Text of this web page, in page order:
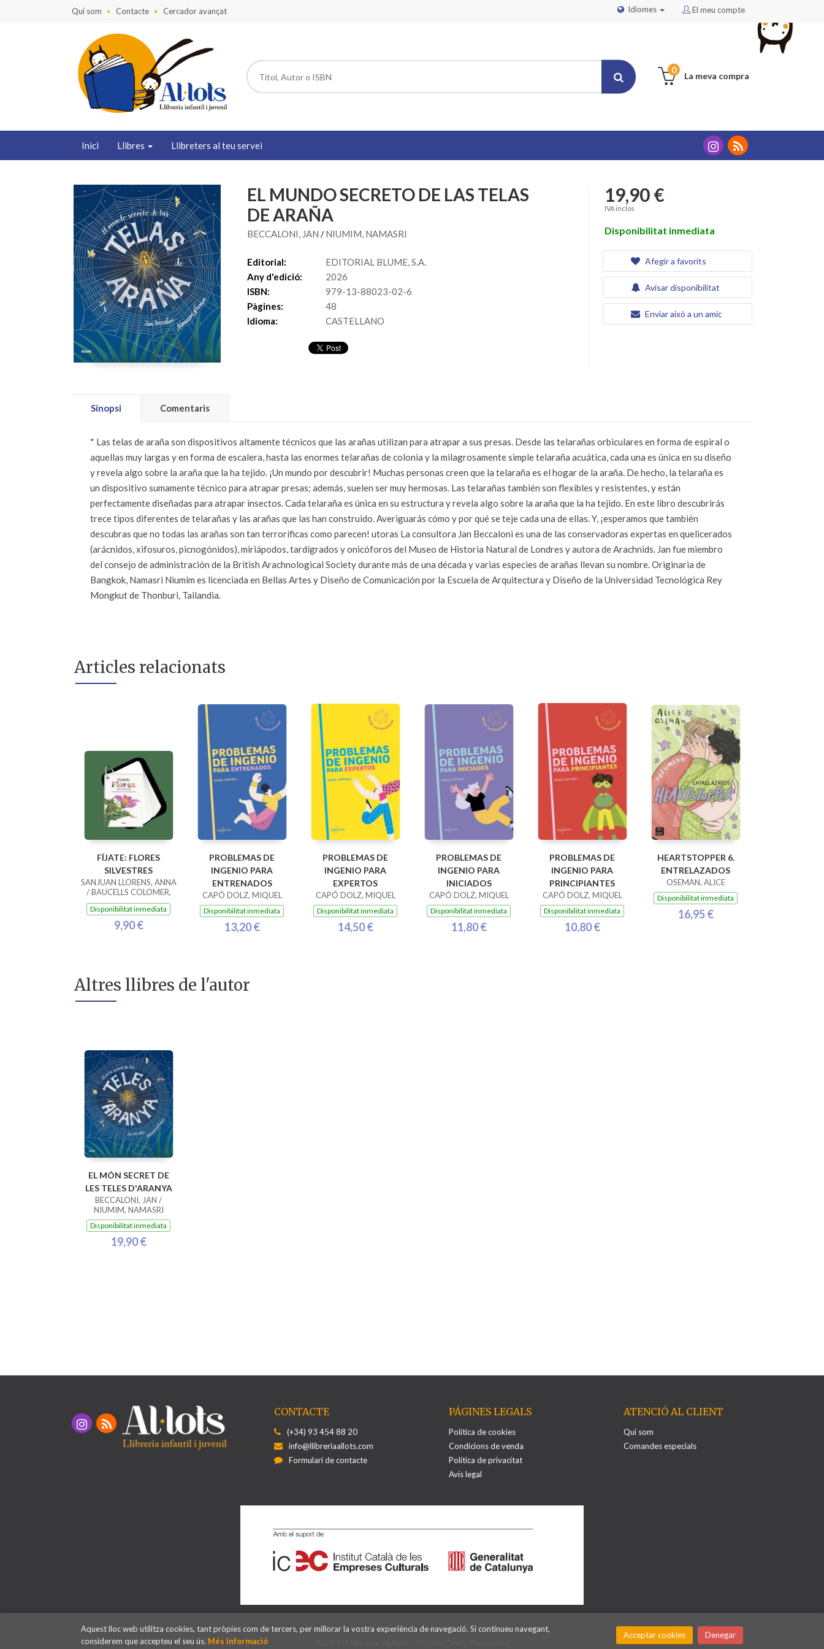
El meu compte
Idiomes
Qui som Contacte Cercador avançat
La meva compra
0
Inici Llibres Llibreters al teu servei
EL MUNDO SECRETO DE LAS TELAS
DE ARAÑA
BECCALONI, JAN /NIUMIM, NAMASRI
Editorial:
EDITORIAL BLUME, S.A.
Any d'edició:
2026
ISBN:
979-13-88023-02-6
Pàgines:
48
Idioma:
CASTELLANO
19,90 €
IVA inclós
Disponibilitat inmediata
Afegir a favorits
Avisar disponibilitat
Enviar això a un amic
Sinopsi Comentaris
* Las telas de araña son dispositivos altamente técnicos que las arañas utilizan para atrapar a sus presas. Desde las telarañas orbiculares en forma de espiral o
aquellas muy largas y en forma de escalera, hasta las enormes telarañas de colonia y la milagrosamente simple telaraña acuática, cada una es única en su diseño
y revela algo sobre la araña que la ha tejido. ¡Un mundo por descubrir! Muchas personas creen que la telaraña es el hogar de la araña. De hecho, la telaraña es
un dispositivo sumamente técnico para atrapar presas; además, suelen ser muy hermosas. Las telarañas también son flexibles y resistentes, y están
perfectamente diseñadas para atrapar insectos. Cada telaraña es única en su estructura y revela algo sobre la araña que la ha tejido. En este libro descubrirás
trece tipos diferentes de telarañas y las arañas que las han construido. Averiguarás cómo y por qué se teje cada una de ellas. Y, ¡esperamos que también
descubras que no todas las arañas son tan terroríficas como parecen! utoras La consultora Jan Beccaloni es una de las conservadoras expertas en quelicerados
(arácnidos, xifosuros, picnogónidos), miriápodos, tardígrados y onicóforos del Museo de Historia Natural de Londres y autora de Arachnids. Jan fue miembro
del consejo de administración de la British Arachnological Society durante más de una década y varias especies de arañas llevan su nombre. Originaria de
Bangkok, Namasri Niumim es licenciada en Bellas Artes y Diseño de Comunicación por la Escuela de Arquitectura y Diseño de la Universidad Tecnológica Rey
Mongkut de Thonburi, Tailandia.
Articles relacionats
FÍJATE: FLORES
SILVESTRES
SANJUAN LLORENS, ANNA
/ BAUCELLS COLOMER,
RAMON
Disponibilitat inmediata
9,90 €
PROBLEMAS DE
INGENIO PARA
ENTRENADOS
CAPÓ DOLZ, MIQUEL
Disponibilitat inmediata
13,20 €
PROBLEMAS DE
INGENIO PARA
EXPERTOS
CAPÓ DOLZ, MIQUEL
Disponibilitat inmediata
14,50 €
PROBLEMAS DE
INGENIO PARA
INICIADOS
CAPÓ DOLZ, MIQUEL
Disponibilitat inmediata
11,80 €
PROBLEMAS DE
INGENIO PARA
PRINCIPIANTES
CAPÓ DOLZ, MIQUEL
Disponibilitat inmediata
10,80 €
HEARTSTOPPER 6.
ENTRELAZADOS
OSEMAN, ALICE
Disponibilitat inmediata
16,95 €
Altres llibres de l'autor
EL MÓN SECRET DE
LES TELES D'ARANYA
BECCALONI, JAN /
NIUMIM, NAMASRI
Disponibilitat inmediata
19,90 €
CONTACTE
(+34) 93 454 88 20
info@llibreriaallots.com
Formulari de contacte
PÁGINES LEGALS
Política de cookies
Condicions de venda
Política de privacitat
Avís legal
ATENCIÓ AL CLIENT
Qui som
Comandes especials
Aquest lloc web utilitza cookies, tant pròpies com de tercers, per millorar la vostra experiència de navegació. Si continueu navegant,
considerem que accepteu el seu ús. Més informació
Acceptar cookies Denegar